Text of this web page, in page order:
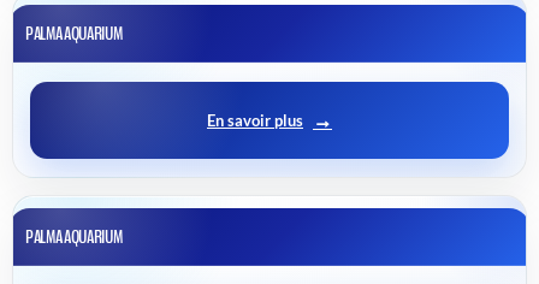
PALMA AQUARIUM
En savoir plus
PALMA AQUARIUM